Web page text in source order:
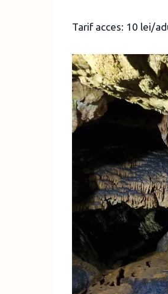
Tarif acces: 10 lei/